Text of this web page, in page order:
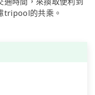
tripool的共乘。